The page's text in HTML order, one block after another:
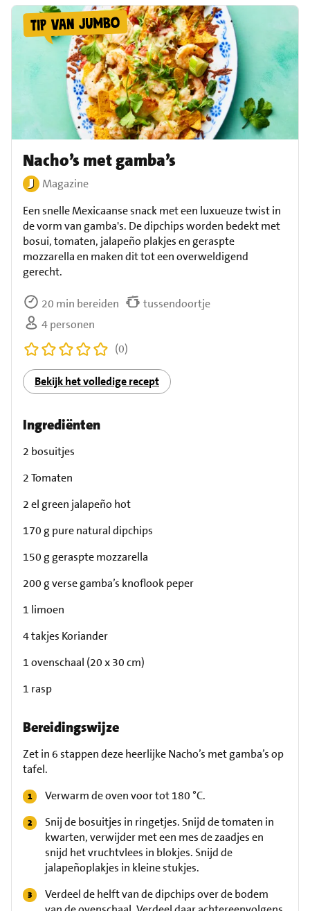
Nacho’s met gamba’s
Magazine
Een snelle Mexicaanse snack met een luxueuze twist in
de vorm van gamba's. De dipchips worden bedekt met
bosui, tomaten, jalapeño plakjes en geraspte
mozzarella en maken dit tot een overweldigend
gerecht.
20 min bereiden
tussendoortje
4 personen
(0)
Bekijk het volledige recept
Ingrediënten
2 bosuitjes
2 Tomaten
2 el green jalapeño hot
170 g pure natural dipchips
150 g geraspte mozzarella
200 g verse gamba’s knoflook peper
1 limoen
4 takjes Koriander
1 ovenschaal (20 x 30 cm)
1 rasp
Bereidingswijze
Zet in 6 stappen deze heerlijke Nacho’s met gamba’s op
tafel.
Verwarm de oven voor tot 180 °C.
Snij de bosuitjes in ringetjes. Snijd de tomaten in
kwarten, verwijder met een mes de zaadjes en
snijd het vruchtvlees in blokjes. Snijd de
jalapeñoplakjes in kleine stukjes.
Verdeel de helft van de dipchips over de bodem